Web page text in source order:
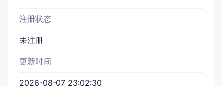
注册状态
未注册
更新时间
2026-08-07 23:02:30